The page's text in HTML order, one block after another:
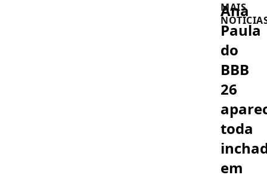
Ana
Paula
do
BBB
26
toda
em
MAIS
CINEMA
Met
Gala
2026:
Nicole
Anna
Wintour
e
Cara
no
FAMOSOS
Faustão
aparece
surpresa
viraliza
Avril